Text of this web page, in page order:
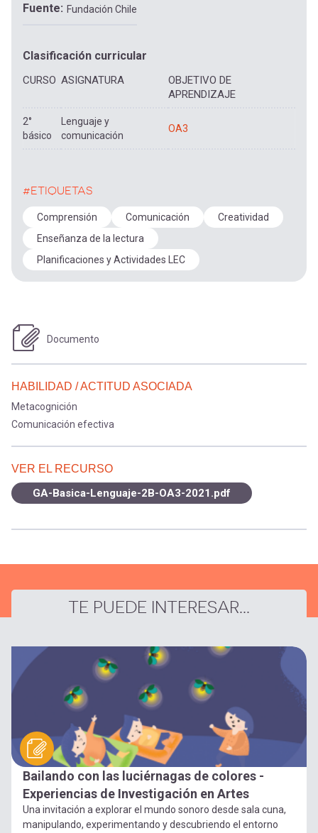
Fuente Fundación Chile
Clasificación curricular
CURSO ASIGNATURA
OBJETIVO DE
APRENDIZAJE
2°
básico
Lenguaje y
comunicación
OA3
#ETIQUETAS
Comprensión Comunicación
Creatividad
Enseñanza de la lectura
Planificaciones y Actividades LEC
Documento
HABILIDAD / ACTITUD ASOCIADA
Metacognición
Comunicación efectiva
VER EL RECURSO
GA-Basica-Lenguaje-2B-OA3-2021.pdf
TE PUEDE INTERESAR...
Bailando con las luciérnagas de colores -
Experiencias de Investigación en Artes
Una invitación a explorar el mundo sonoro desde sala cuna,
manipulando, experimentando y descubriendo el entorno